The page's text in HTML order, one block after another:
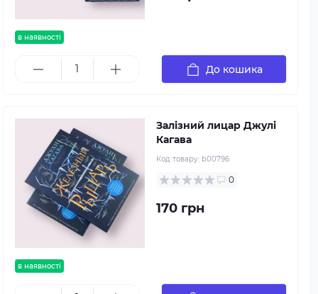
в наявності
До кошика
в наявності
Залізний лицар Джулі
Кагава
Код товару: b00796
0
170 грн